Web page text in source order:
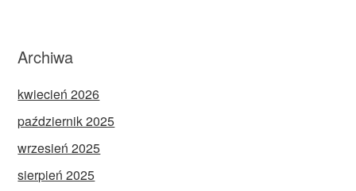
Archiwa
kwiecień 2026
październik 2025
wrzesień 2025
sierpień 2025